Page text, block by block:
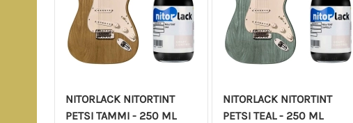
NITORLACK NITORTINT
PETSI TAMMI - 250 ML
NITORLACK NITORTINT
PETSI TEAL - 250 ML